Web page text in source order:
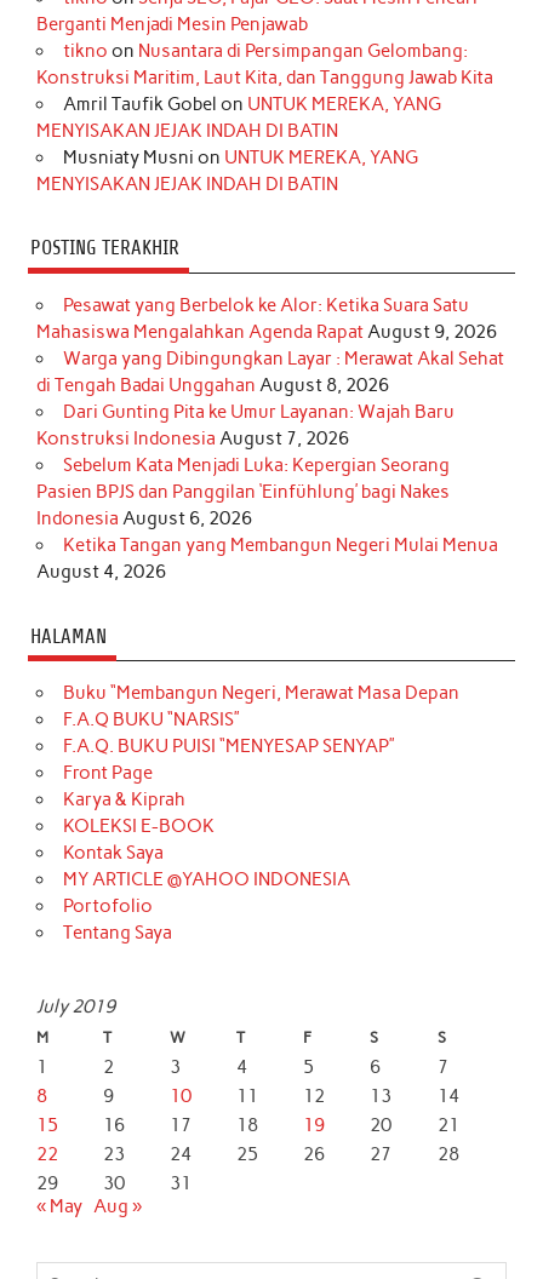
o
k
r
a
m
k
r
e
s
t
d
I
n
r
e
Berganti Menjadi Mesin Penjawab
tikno on Nusantara di Persimpangan Gelombang:
Konstruksi Maritim, Laut Kita, dan Tanggung Jawab Kita
Amril Taufik Gobel on UNTUK MEREKA, YANG
MENYISAKAN JEJAK INDAH DI BATIN
Musniaty Musni on UNTUK MEREKA, YANG
MENYISAKAN JEJAK INDAH DI BATIN
POSTING TERAKHIR
Pesawat yang Berbelok ke Alor: Ketika Suara Satu
Mahasiswa Mengalahkan Agenda RapatAugust 9, 2026
Warga yang Dibingungkan Layar : Merawat Akal Sehat
di Tengah Badai Unggahan August 8, 2026
Dari Gunting Pita ke Umur Layanan: Wajah Baru
Konstruksi Indonesia August 7, 2026
Sebelum Kata Menjadi Luka: Kepergian Seorang
Pasien BPJS dan Panggilan ‘Einfühlung’ bagi Nakes
Indonesia August 6, 2026
Ketika Tangan yang Membangun Negeri Mulai Menua
August 4, 2026
HALAMAN
Buku “Membangun Negeri, Merawat Masa Depan
F.A.Q BUKU “NARSIS”
F.A.Q. BUKU PUISI “MENYESAP SENYAP”
Front Page
Karya & Kiprah
KOLEKSI E-BOOK
Kontak Saya
MY ARTICLE @YAHOO INDONESIA
Portofolio
Tentang Saya
July 2019
M T W T F S S
1 2 3 4 5 6
7
8
9 10 11 12 13
14
15
16 17 18 19 20
21
22
23 24 25 26 27
28
29
30
31
« May Aug »